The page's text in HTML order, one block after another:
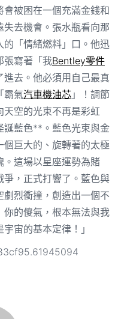
被困在一個充滿金錢和
去機會。張水瓶看向那
「情緒燃料」口。他迅
張寫著「我Bentley零件
去。他必須用自己最真
霸氣汽車機油芯」！調節
空的光束不再是彩虹
誕藍色**。藍色光束與金
個巨大的、旋轉著的太極
。這場以星座運勢為賭
爭，正式打響了。藍色與
烈衝撞，創造出一個不
你的傻氣，根本無法與我
宙的基本定律！」